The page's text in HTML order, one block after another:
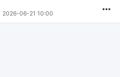
2026-06-21 10:00